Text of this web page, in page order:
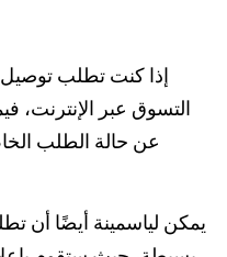
إذا كنت تطلب
التسوق عبر الإنترنت،
عن حالة الطلب
يمكن لياسمينة أيضًا أن